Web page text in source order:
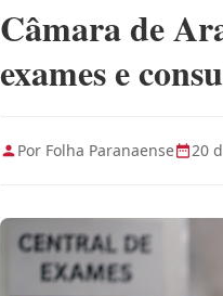
Câmara de
exames e
Por Folha Paranaense 20